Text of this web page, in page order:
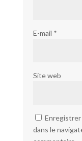
E-mail *
Site web
Enregistrer
dans le